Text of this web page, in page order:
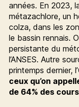
années. En 2023,
métazachlore, un
colza, dans les
le bassin rennais.
persistante du
l’ANSES. Autre
printemps dernier,
ceux qu’on
de 64% des